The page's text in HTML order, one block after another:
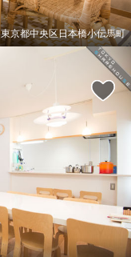
東京都中央区日本橋小伝馬町